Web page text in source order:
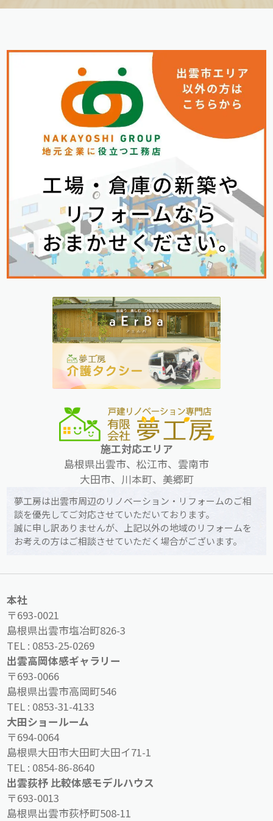
施工対応エリア
島根県出雲市、松江市、雲南市
大田市、川本町、美郷町
夢工房は出雲市周辺のリノベーション・リフォームのご相
談を優先してご対応させていただいております。
誠に申し訳ありませんが、上記以外の地域のリフォームを
お考えの方はご相談させていただく場合がございます。
本社
〒693-0021
島根県出雲市塩冶町826-3
TEL : 0853-25-0269
出雲高岡体感ギャラリー
〒693-0066
島根県出雲市高岡町546
TEL : 0853-31-4133
大田ショールーム
〒694-0064
島根県大田市大田町大田イ71-1
TEL : 0854-86-8640
出雲荻杼 比較体感モデルハウス
〒693-0013
島根県出雲市荻杼町508-11